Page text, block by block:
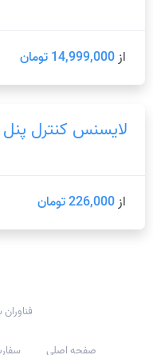
از14,999,000 تومان
لایسنس کنترل پنل
از226,000 تومان
© 2026
صفحه اصلی